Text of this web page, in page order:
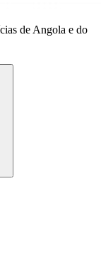
de Angola e do